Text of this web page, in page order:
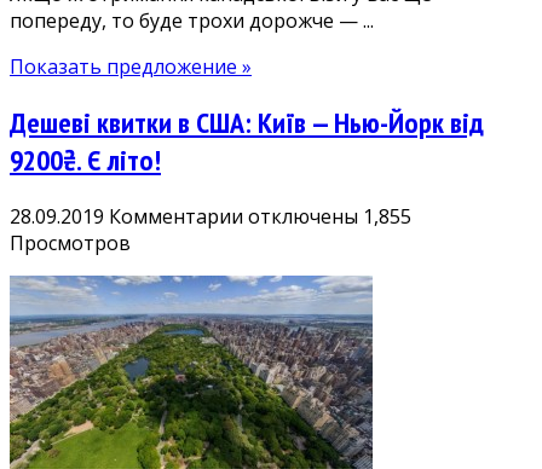
попереду, то буде трохи дорожче — ...
Показать предложение »
Дешеві квитки в США: Київ — Нью-Йорк від
9200₴. Є літо!
28.09.2019 Комментарии к
квитки
в
США:
Київ
—
Нью-
Йорк
отключены 1,855
Просмотров